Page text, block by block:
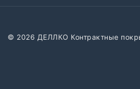
© 2026 ДЕЛЛКО Контрактные